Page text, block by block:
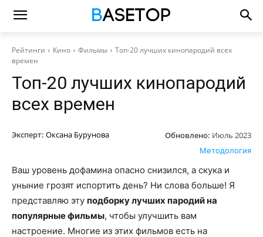
Рейтинги Кино Фильмы
Топ-20 лучших кинопародий всех
времен
Топ-20 лучших кинопародий
всех времен
Эксперт: Оксана Бурунова Обновлено: Июль 2023
Методология
Ваш уровень дофамина опасно снизился, а скука и
уныние грозят испортить день? Ни слова больше! Я
представляю эту подборку лучших пародий на
популярные фильмы, чтобы улучшить вам
настроение. Многие из этих фильмов есть на